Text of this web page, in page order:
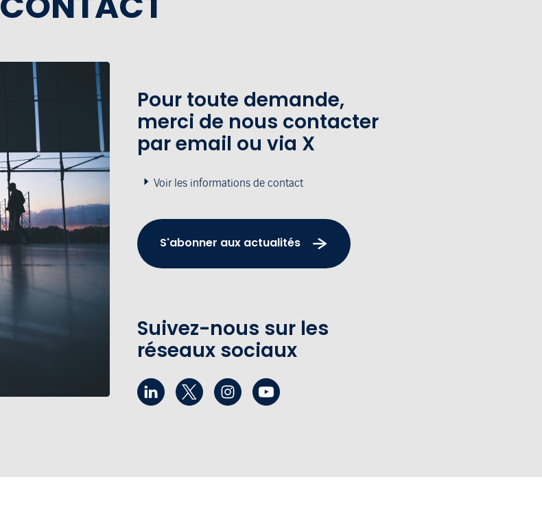
Pour toute demande,
merci de nous contacter
par email ou via X
Voir les informations de contact
S'abonner aux actualités
Suivez-nous sur les
réseaux sociaux